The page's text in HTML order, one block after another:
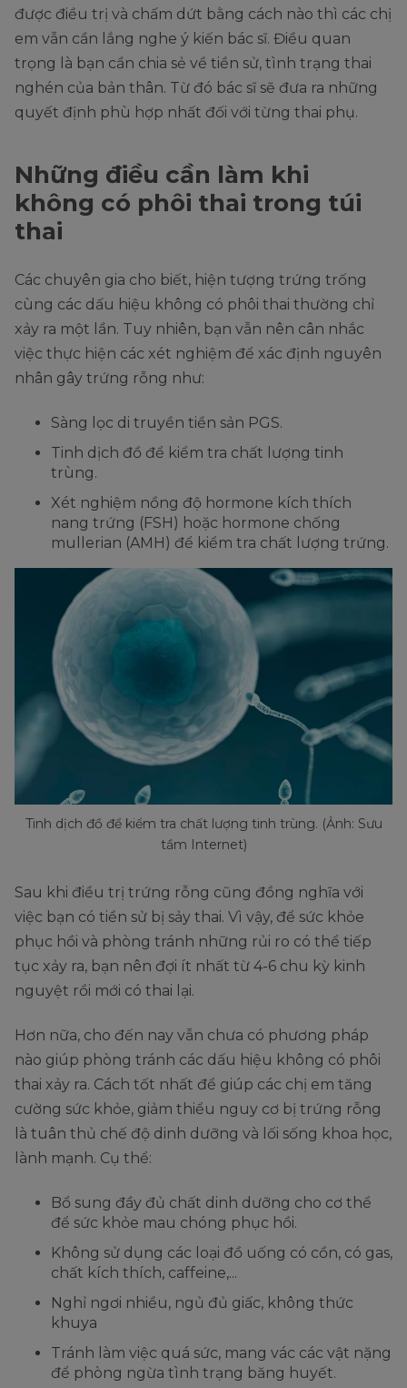
được điều trị và chấm dứt bằng cách nào thì các chị
em vẫn cần lắng nghe ý kiến bác sĩ. Điều quan
trọng là bạn cần chia sẻ về tiền sử, tình trạng thai
nghén của bản thân. Từ đó bác sĩ sẽ đưa ra những
quyết định phù hợp nhất đối với từng thai phụ.
Những điều cần làm khi
không có phôi thai trong túi
thai
Các chuyên gia cho biết, hiện tượng trứng trống
cùng các dấu hiệu không có phôi thai thường chỉ
xảy ra một lần. Tuy nhiên, bạn vẫn nên cân nhắc
việc thực hiện các xét nghiệm để xác định nguyên
nhân gây trứng rỗng như:
Sàng lọc di truyền tiền sản PGS.
Tinh dịch đồ để kiểm tra chất lượng tinh
trùng.
Xét nghiệm nồng độ hormone kích thích
nang trứng (FSH) hoặc hormone chống
mullerian (AMH) để kiểm tra chất lượng trứng.
Tinh dịch đồ để kiểm tra chất lượng tinh trùng. (Ảnh: Sưu
tầm Internet)
Sau khi điều trị trứng rỗng cũng đồng nghĩa với
việc bạn có tiền sử bị sảy thai. Vì vậy, để sức khỏe
phục hồi và phòng tránh những rủi ro có thể tiếp
tục xảy ra, bạn nên đợi ít nhất từ 4-6 chu kỳ kinh
nguyệt rồi mới có thai lại.
Hơn nữa, cho đến nay vẫn chưa có phương pháp
nào giúp phòng tránh các dấu hiệu không có phôi
thai xảy ra. Cách tốt nhất để giúp các chị em tăng
cường sức khỏe, giảm thiểu nguy cơ bị trứng rỗng
là tuân thủ chế độ dinh dưỡng và lối sống khoa học,
lành mạnh. Cụ thể:
Bổ sung đầy đủ chất dinh dưỡng cho cơ thể
để sức khỏe mau chóng phục hồi.
Không sử dụng các loại đồ uống có cồn, có gas,
chất kích thích, caffeine,...
Nghỉ ngơi nhiều, ngủ đủ giấc, không thức
khuya
Tránh làm việc quá sức, mang vác các vật nặng
để phòng ngừa tình trạng băng huyết.